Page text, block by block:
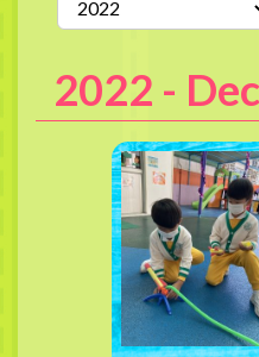
2022 -